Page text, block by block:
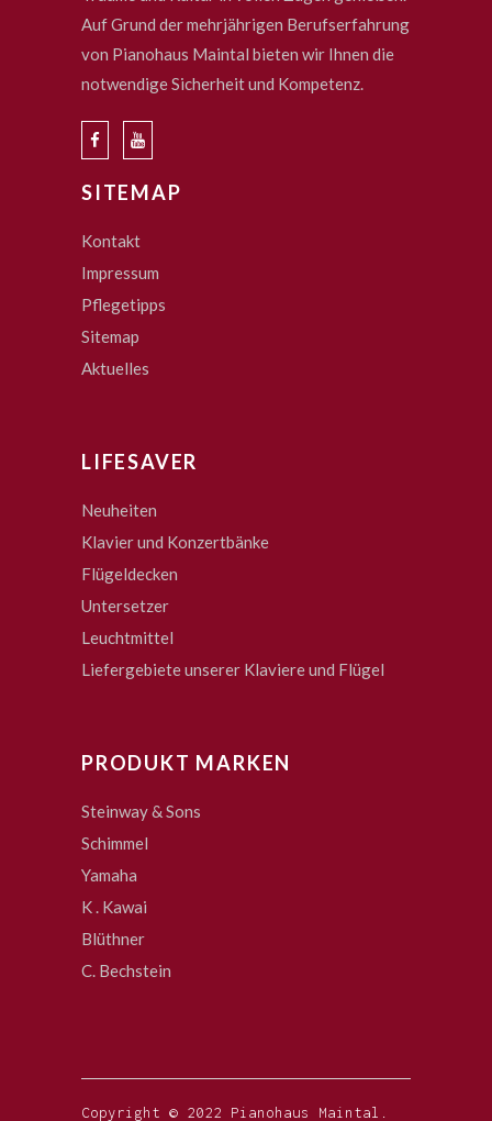
Auf Grund der mehrjährigen Berufserfahrung
von Pianohaus Maintal bieten wir Ihnen die
notwendige Sicherheit und Kompetenz.
SITEMAP
Kontakt
Impressum
Pflegetipps
Sitemap
Aktuelles
LIFESAVER
Neuheiten
Klavier und Konzertbänke
Flügeldecken
Untersetzer
Leuchtmittel
Liefergebiete unserer Klaviere und Flügel
PRODUKT MARKEN
Steinway & Sons
Schimmel
Yamaha
K . Kawai
Blüthner
C. Bechstein
Copyright © 2022 Pianohaus Maintal.